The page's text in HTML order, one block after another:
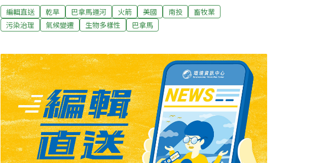
低畜牧區近30.6％的排放量；牧區綿羊將透過輪牧，減少進口牧草以降低
運輸碳排，並積極植樹，增加自然碳匯。（中國時報報導）嘉義東石反砍
樹種電 台糖副總說明遭村長制止針對嘉義縣東石鄉港墘農場77公頃造林地
通部、經濟部以及農委會等單位人員在東石鄉公所舉行議題座談。台糖公
司副總經理黃進良對於這項政策規劃時未事先溝通向村民致歉，並表示農
場除了配合種電外，也會規劃休閒步道等遊憩設施，卻引起村長反彈。多
名村長一致反對在農場砍樹種電，揚言若中央執意進行，抗爭到底。（中
央社報
編輯直送 乾旱 巴拿馬運河 火箭 美國 南投
畜牧業
污染治理
氣候變遷 生物多樣性 巴拿馬